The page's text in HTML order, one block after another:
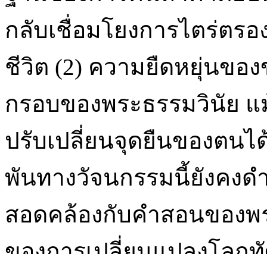
กลับเชื่อมโยงการไตร่ตร
ชีวิต (2) ความยืดหยุ่นขอ
กรอบของพระธรรมวินัย
ปรับเปลี่ยนจุดยืนของตนไ
พันทางวัจนกรรมนี้ยังคงด
สอดคล้องกับคำสอนของพ